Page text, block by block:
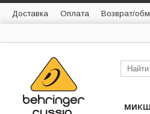
Доставка Оплата Возврат/